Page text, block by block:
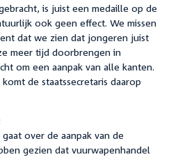
is juist een medaille op de
ook geen effect. We missen
dat we zien dat jongeren juist
meer tijd doorbrengen in
om een aanpak van alle kanten.
de staatssecretaris daarop
over de aanpak van de
gezien dat vuurwapenhandel